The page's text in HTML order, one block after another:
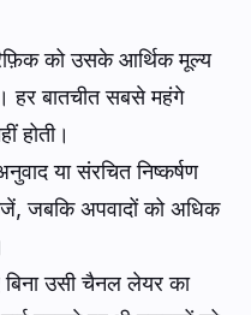
को उसके आर्थिक मूल्य
हर बातचीत सबसे महंगे
होती।
या संरचित निष्कर्षण
जबकि अपवादों को अधिक
बिना उसी चैनल लेयर का